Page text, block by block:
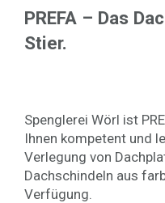
PREFA – Das
Stier.
Spenglerei Wörl ist
Ihnen kompetent und
Verlegung von
Dachschindeln aus
Verfügung.